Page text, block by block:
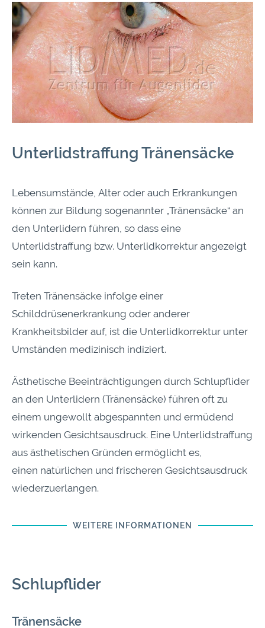
Unterlidstraffung Tränensäcke
Lebensumstände, Alter oder auch Erkrankungen
können zur Bildung sogenannter „Tränensäcke“ an
den Unterlidern führen, so dass eine
Unterlidstraffung bzw. Unterlidkorrektur angezeigt
sein kann.
Treten Tränensäcke infolge einer
Schilddrüsenerkrankung oder anderer
Krankheitsbilder auf, ist die Unterlidkorrektur unter
Umständen medizinisch indiziert.
Ästhetische Beeinträchtigungen durch Schlupflider
an den Unterlidern (Tränensäcke) führen oft zu
einem ungewollt abgespannten und ermüdend
wirkenden Gesichtsausdruck. Eine Unterlidstraffung
aus ästhetischen Gründen ermöglicht es,
einen natürlichen und frischeren Gesichtsausdruck
wiederzuerlangen.
WEITERE INFORMATIONEN
Schlupflider
Tränensäcke